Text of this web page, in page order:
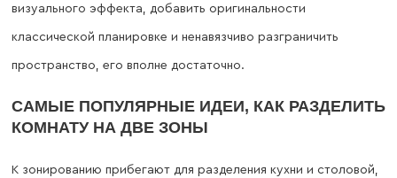
визуального эффекта, добавить оригинальности
классической планировке и ненавязчиво разграничить
пространство, его вполне достаточно.
САМЫЕ ПОПУЛЯРНЫЕ ИДЕИ, КАК РАЗДЕЛИТЬ
КОМНАТУ НА ДВЕ ЗОНЫ
К зонированию прибегают для разделения кухни и столовой,